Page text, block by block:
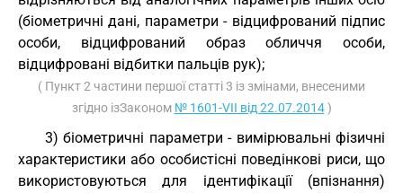
(біометричні дані, параметри - відцифрований підпис
особи, відцифрований образ обличчя особи,
відцифровані відбитки пальців рук);
( Пункт 2 частини першої статті 3 із змінами, внесеними
згідно ізЗаконом № 1601-VII від 22.07.2014)
3) біометричні параметри - вимірювальні фізичні
характеристики або особистісні поведінкові риси, що
використовуються для ідентифікації (впізнання)